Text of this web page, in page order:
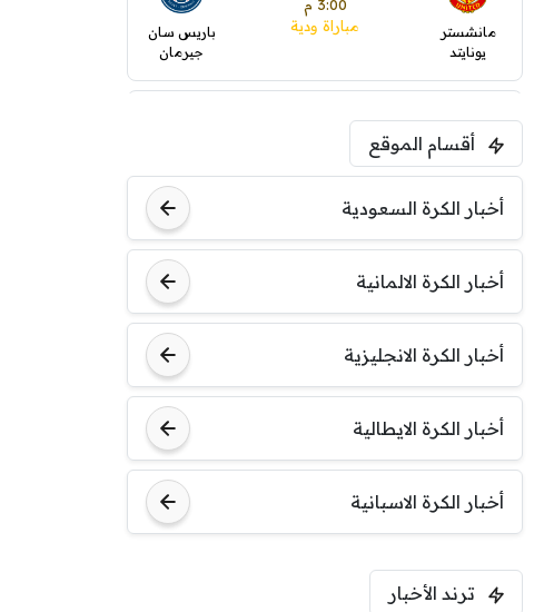
مانشستر
يونايتد
3:00 م
مباراة ودية
باريس سان
جيرمان
فرينتسفاروشي ريال مدريد
مباراة ودية
نوتنغهام
فورست
اودينيزي
8:00 م
برشلونة
أقسام الموقع
أخبار الكرة السعودية
أخبار الكرة الالمانية
أخبار الكرة الانجليزية
أخبار الكرة الايطالية
أخبار الكرة الاسبانية
ترند الأخبار